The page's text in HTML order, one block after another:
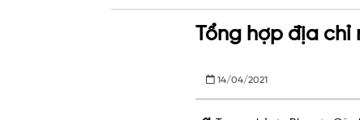
Tổng hợp địa chỉ
14/04/2021